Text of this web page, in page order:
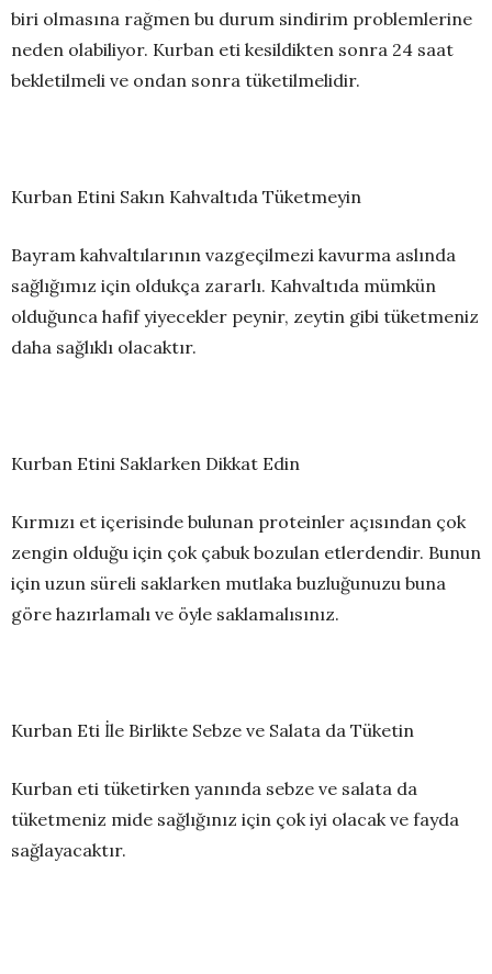
biri olmasına rağmen bu durum sindirim problemlerine
neden olabiliyor. Kurban eti kesildikten sonra 24 saat
bekletilmeli ve ondan sonra tüketilmelidir.
Kurban Etini Sakın Kahvaltıda Tüketmeyin
Bayram kahvaltılarının vazgeçilmezi kavurma aslında
sağlığımız için oldukça zararlı. Kahvaltıda mümkün
olduğunca hafif yiyecekler peynir, zeytin gibi tüketmeniz
daha sağlıklı olacaktır.
Kurban Etini Saklarken Dikkat Edin
Kırmızı et içerisinde bulunan proteinler açısından çok
zengin olduğu için çok çabuk bozulan etlerdendir. Bunun
için uzun süreli saklarken mutlaka buzluğunuzu buna
göre hazırlamalı ve öyle saklamalısınız.
Kurban Eti İle Birlikte Sebze ve Salata da Tüketin
Kurban eti tüketirken yanında sebze ve salata da
tüketmeniz mide sağlığınız için çok iyi olacak ve fayda
sağlayacaktır.